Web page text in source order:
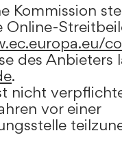
Kommission
Online-
des Anbieters
.
nicht
vor einer